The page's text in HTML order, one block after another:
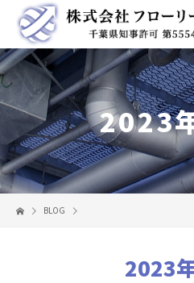
2023
BLOG
2023